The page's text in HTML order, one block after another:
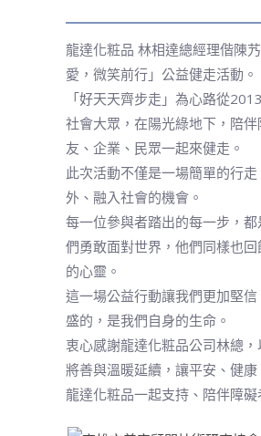
龍達化粧品 林相達總經理偕陳
愛，微笑前行」公益健走活動。
「好天天齊步走」為心路從
社會大眾，在陽光綠地下，陪
友、企業、民眾一起來健走。
此次活動不僅是一場簡單的行
外、融入社會的機會。
每一位參與者踏出的每一步，
們勇敢面對世界，他們同樣也
的心靈。
這一場公益行動讓我們更加堅
盛的，是我們自身的生命。
衷心感謝龍達化粧品公司林總
將善與溫暖延續，讓平安、健
龍達化粧品一起支持、陪伴障